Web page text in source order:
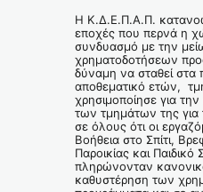
Η Κ.Δ.Ε.Π.Α.Π.
εποχές που περνά η
συνδυασμό με την
χρηματοδοτήσεων
δύναμη να σταθεί στα
αποθεματικό ετών,
χρησιμοποίησε για
των τμημάτων της για
σε όλους ότι οι
Βοήθεια στο Σπίτι,
Παροικίας και
πληρώνονταν
καθυστέρηση των